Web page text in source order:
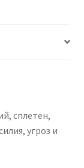
сплетен,
угроз и